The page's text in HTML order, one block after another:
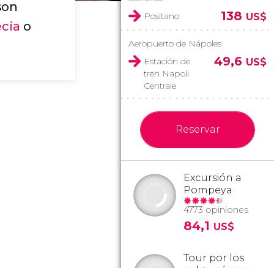
o
Positano
138 US$
Aeropuerto de Nápoles
Estación de
tren Napoli
Centrale
49,6 US$
Reservar
Excursión a
Pompeya
4773 opiniones
84,1 US$
Tour por los